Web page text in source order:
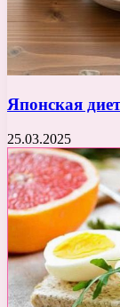
Японская
25.03.2025